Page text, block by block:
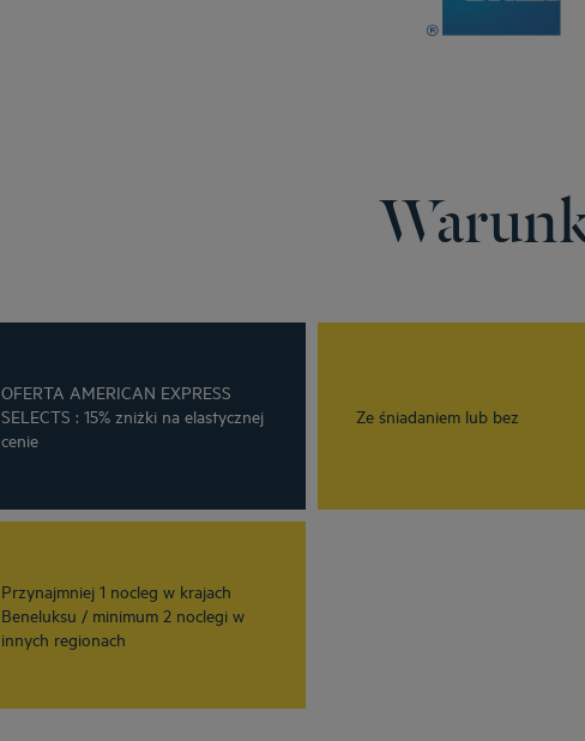
OFERTA AMERICAN EXPRESS
SELECTS : 15% zniżki na elastycznej
cenie
Ze śniadaniem lub bez
Przynajmniej 1 nocleg w krajach
Beneluksu / minimum 2 noclegi w
innych regionach